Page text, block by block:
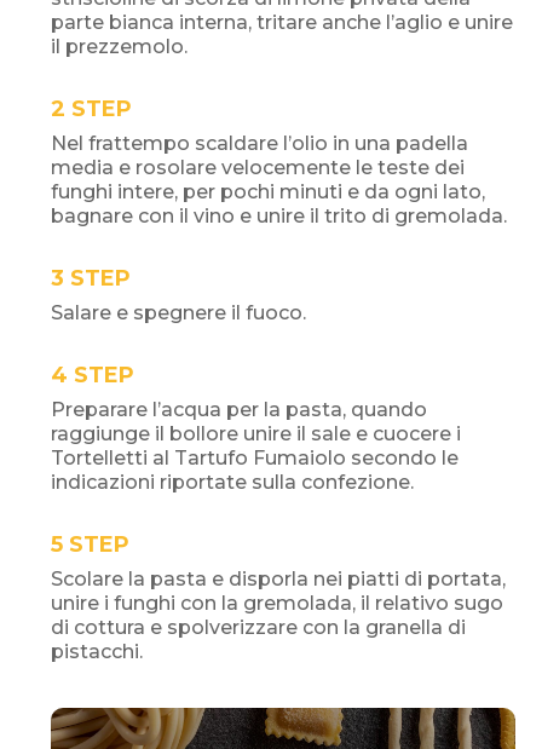
parte bianca interna, tritare anche l’aglio e unire
il prezzemolo.
STEP
Nel frattempo scaldare l’olio in una padella
media e rosolare velocemente le teste dei
funghi intere, per pochi minuti e da ogni lato,
bagnare con il vino e unire il trito di gremolada.
STEP
Salare e spegnere il fuoco.
STEP
Preparare l’acqua per la pasta, quando
raggiunge il bollore unire il sale e cuocere i
Tortelletti al Tartufo Fumaiolo secondo le
indicazioni riportate sulla confezione.
STEP
Scolare la pasta e disporla nei piatti di portata,
unire i funghi con la gremolada, il relativo sugo
di cottura e spolverizzare con la granella di
pistacchi.